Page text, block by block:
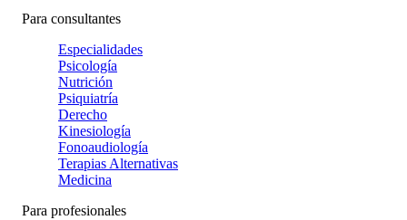
Para consultantes
Especialidades
Psicología
Nutrición
Psiquiatría
Derecho
Kinesiología
Fonoaudiología
Terapias Alternativas
Medicina
Para profesionales